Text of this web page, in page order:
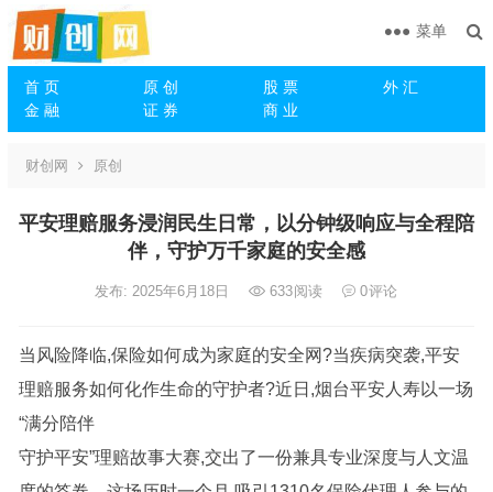
首 页 原 创 股 票
外 汇
金 融
证 券 商 业
菜单
财创网 原创
平安理赔服务浸润民生日常，以分钟级响应与全程陪
伴，守护万千家庭的安全感
发布: 2025年6月18日 633阅读 0评论
当风险降临,保险如何成为家庭的安全网?当疾病突袭,平安
理赔服务如何化作生命的守护者?近日,烟台平安人寿以一场
“满分陪伴
守护平安”理赔故事大赛,交出了一份兼具专业深度与人文温